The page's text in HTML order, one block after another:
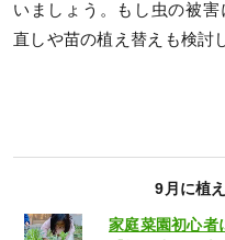
いましょう。もし虫の被
直しや苗の植え替えも検討
9月に植
家庭菜園初心